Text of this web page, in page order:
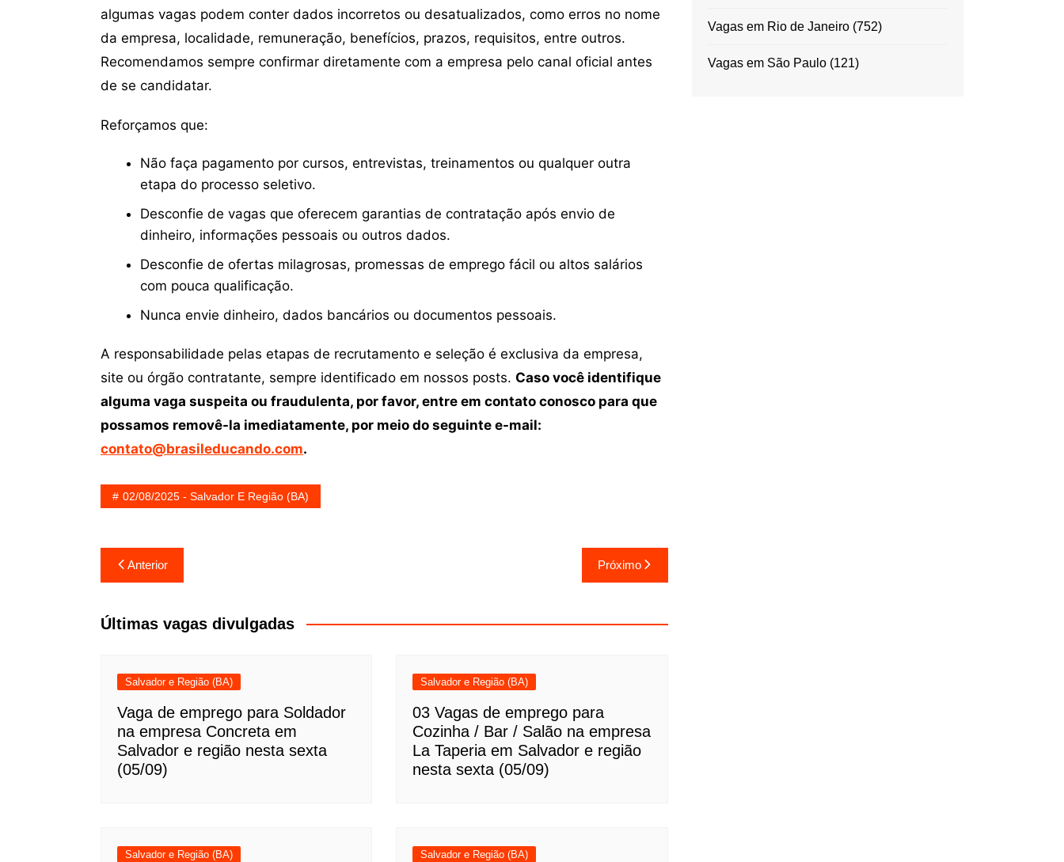
algumas vagas podem conter dados incorretos ou desatualizados, como erros no nome
da empresa, localidade, remuneração, benefícios, prazos, requisitos, entre outros.
Recomendamos sempre confirmar diretamente com a empresa pelo canal oficial antes
de se candidatar.
Reforçamos que:
Não faça pagamento por cursos, entrevistas, treinamentos ou qualquer outra
etapa do processo seletivo.
Desconfie de vagas que oferecem garantias de contratação após envio de
dinheiro, informações pessoais ou outros dados.
Desconfie de ofertas milagrosas, promessas de emprego fácil ou altos salários
com pouca qualificação.
Nunca envie dinheiro, dados bancários ou documentos pessoais.
A responsabilidade pelas etapas de recrutamento e seleção é exclusiva da empresa,
site ou órgão contratante, sempre identificado em nossos posts. Caso você identifique
alguma vaga suspeita ou fraudulenta, por favor, entre em contato conosco para que
possamos removê-la imediatamente, por meio do seguinte e-mail:
contato@brasileducando.com.
02/08/2025 - Salvador E Região (BA)
Navegação
de
Post
Anterior Próximo
Últimas vagas divulgadas
Salvador e Região (BA)
Vaga de emprego para Soldador
na empresa Concreta em
Salvador e região nesta sexta
(05/09)
Salvador e Região (BA)
03 Vagas de emprego para
Cozinha / Bar / Salão na empresa
La Taperia em Salvador e região
nesta sexta (05/09)
Salvador e Região (BA) Salvador e Região (BA)
Vagas em Rio de Janeiro(752)
Vagas em São Paulo(121)